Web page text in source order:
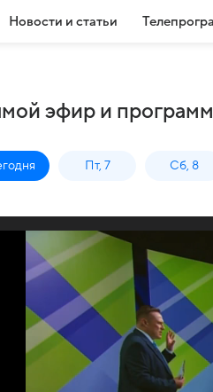
Новости и статьи
эфир и
Пт, 7 Сб, 8